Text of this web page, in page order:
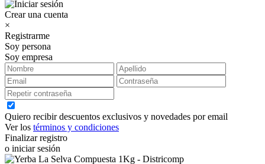
Crear una cuenta
×
Registrarme
Soy persona
Soy empresa
Quiero recibir descuentos exclusivos y novedades por email
Ver los términos y condiciones
Finalizar registro
o iniciar sesión